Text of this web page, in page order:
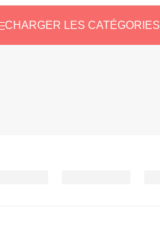
CHARGER LES CATÉGORIES